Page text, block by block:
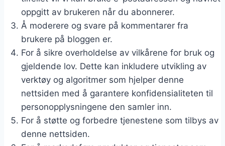
oppgitt av brukeren når du abonnerer.
Å moderere og svare på kommentarer fra
brukere på bloggen er.
For å sikre overholdelse av vilkårene for bruk og
gjeldende lov. Dette kan inkludere utvikling av
verktøy og algoritmer som hjelper denne
nettsiden med å garantere konfidensialiteten til
personopplysningene den samler inn.
For å støtte og forbedre tjenestene som tilbys av
denne nettsiden.